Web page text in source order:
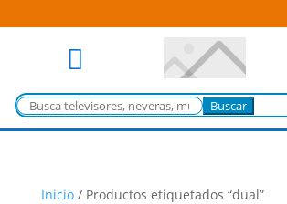

Buscar:
Inicio/ Productos etiquetados “dual”